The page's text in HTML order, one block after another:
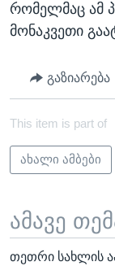
რომელმაც ამ
მონაკვეთი
გაზიარება
This item is part of
ახალი ამბები
ამავე
თეთრი სახლის